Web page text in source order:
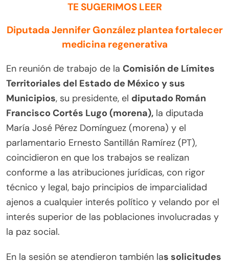
TE SUGERIMOS LEER
Diputada Jennifer González plantea fortalecer
medicina regenerativa
En reunión de trabajo de la Comisión de Límites
Territoriales del Estado de México y sus
Municipios, su presidente, el diputado Román
Francisco Cortés Lugo (morena), la diputada
María José Pérez Domínguez (morena) y el
parlamentario Ernesto Santillán Ramírez (PT),
coincidieron en que los trabajos se realizan
conforme a las atribuciones jurídicas, con rigor
técnico y legal, bajo principios de imparcialidad
ajenos a cualquier interés político y velando por el
interés superior de las poblaciones involucradas y
la paz social.
En la sesión se atendieron también las solicitudes